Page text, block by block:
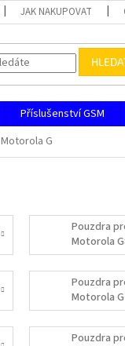
JAK NAKUPOVAT
Příslušenství GSM
Motorola G
Pouzdra
Motorola
Pouzdra
Motorola
Pouzdra